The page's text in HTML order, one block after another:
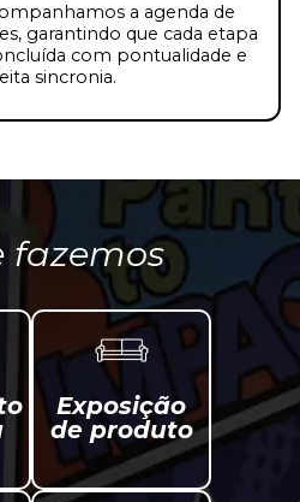
a agenda de
garantindo que cada etapa
com pontualidade e
sincronia.
fazemos
Exposição
de produto